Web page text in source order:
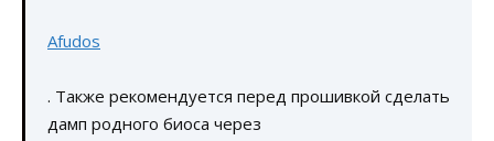
Afudos
. Также рекомендуется перед прошивкой сделать
дамп родного биоса через